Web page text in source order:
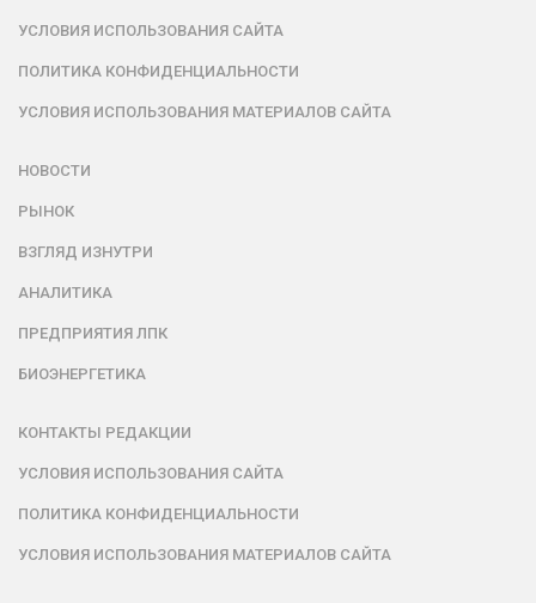
УСЛОВИЯ ИСПОЛЬЗОВАНИЯ САЙТА
ПОЛИТИКА КОНФИДЕНЦИАЛЬНОСТИ
УСЛОВИЯ ИСПОЛЬЗОВАНИЯ МАТЕРИАЛОВ САЙТА
НОВОСТИ
РЫНОК
ВЗГЛЯД ИЗНУТРИ
АНАЛИТИКА
ПРЕДПРИЯТИЯ ЛПК
БИОЭНЕРГЕТИКА
КОНТАКТЫ РЕДАКЦИИ
УСЛОВИЯ ИСПОЛЬЗОВАНИЯ САЙТА
ПОЛИТИКА КОНФИДЕНЦИАЛЬНОСТИ
УСЛОВИЯ ИСПОЛЬЗОВАНИЯ МАТЕРИАЛОВ САЙТА